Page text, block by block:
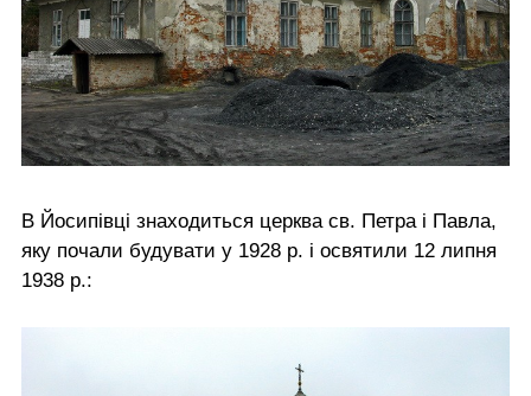
В Йосипівці знаходиться церква св. Петра і Павла,
яку почали будувати у 1928 р. і освятили 12 липня
1938 р.: